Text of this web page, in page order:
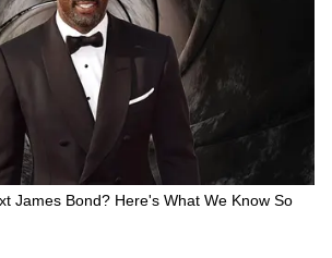
James Bond? Here's What We Know So